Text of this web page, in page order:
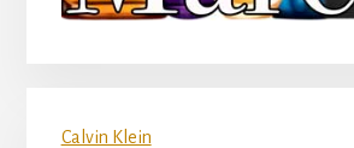
Calvin Klein